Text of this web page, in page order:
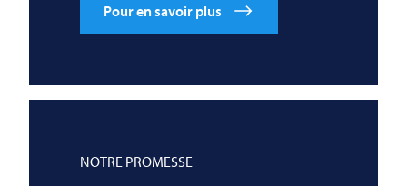
Pour en savoir plus
NOTRE PROMESSE